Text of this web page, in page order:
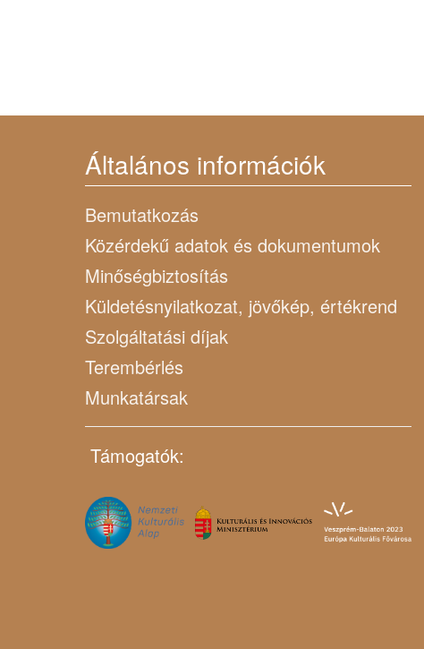
Általános információk
Bemutatkozás
Közérdekű adatok és dokumentumok
Minőségbiztosítás
Küldetésnyilatkozat, jövőkép, értékrend
Szolgáltatási díjak
Terembérlés
Munkatársak
Támogatók: